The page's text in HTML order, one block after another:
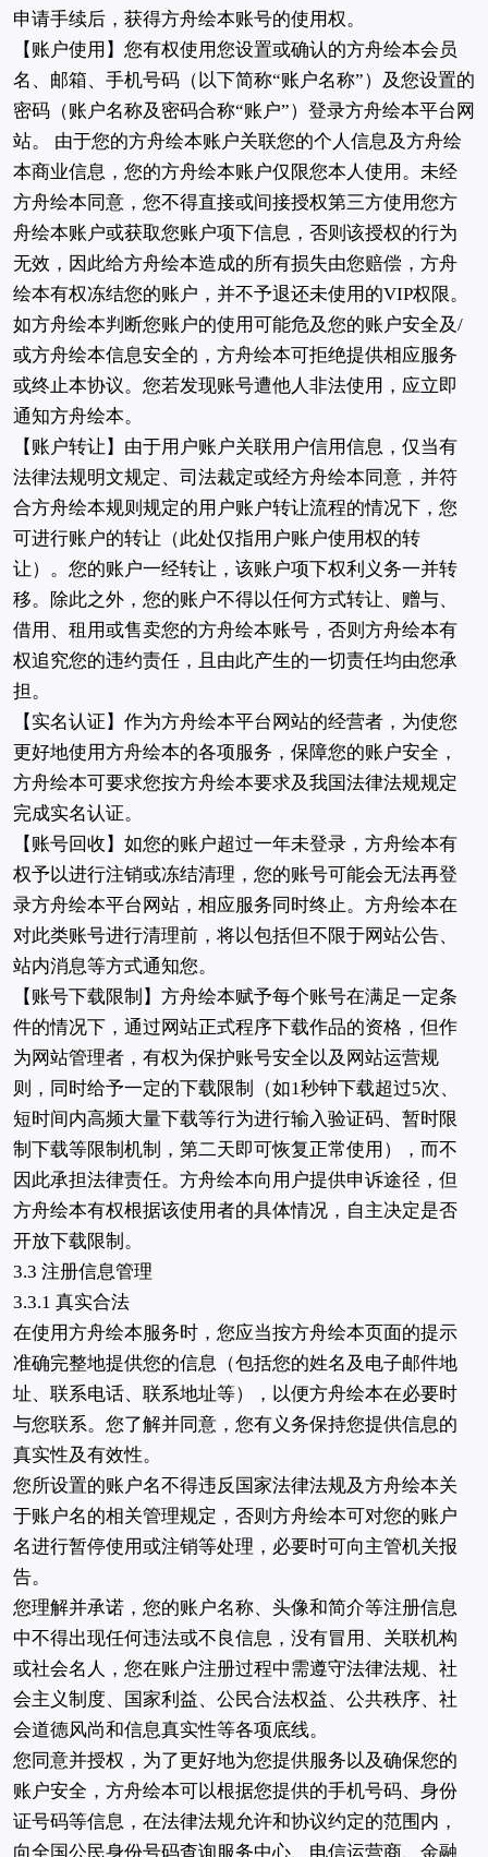
申请手续后，获得方舟绘本账号的使用权。
【账户使用】您有权使用您设置或确认的方舟绘本会员
名、邮箱、手机号码（以下简称“账户名称”）及您设置的
密码（账户名称及密码合称“账户”）登录方舟绘本平台网
站。 由于您的方舟绘本账户关联您的个人信息及方舟绘
本商业信息，您的方舟绘本账户仅限您本人使用。未经
方舟绘本同意，您不得直接或间接授权第三方使用您方
舟绘本账户或获取您账户项下信息，否则该授权的行为
无效，因此给方舟绘本造成的所有损失由您赔偿，方舟
绘本有权冻结您的账户，并不予退还未使用的VIP权限。
如方舟绘本判断您账户的使用可能危及您的账户安全及/
或方舟绘本信息安全的，方舟绘本可拒绝提供相应服务
或终止本协议。您若发现账号遭他人非法使用，应立即
通知方舟绘本。
【账户转让】由于用户账户关联用户信用信息，仅当有
法律法规明文规定、司法裁定或经方舟绘本同意，并符
合方舟绘本规则规定的用户账户转让流程的情况下，您
可进行账户的转让（此处仅指用户账户使用权的转
让）。您的账户一经转让，该账户项下权利义务一并转
移。除此之外，您的账户不得以任何方式转让、赠与、
借用、租用或售卖您的方舟绘本账号，否则方舟绘本有
权追究您的违约责任，且由此产生的一切责任均由您承
担。
【实名认证】作为方舟绘本平台网站的经营者，为使您
更好地使用方舟绘本的各项服务，保障您的账户安全，
方舟绘本可要求您按方舟绘本要求及我国法律法规规定
完成实名认证。
【账号回收】如您的账户超过一年未登录，方舟绘本有
权予以进行注销或冻结清理，您的账号可能会无法再登
录方舟绘本平台网站，相应服务同时终止。方舟绘本在
对此类账号进行清理前，将以包括但不限于网站公告、
站内消息等方式通知您。
【账号下载限制】方舟绘本赋予每个账号在满足一定条
件的情况下，通过网站正式程序下载作品的资格，但作
为网站管理者，有权为保护账号安全以及网站运营规
则，同时给予一定的下载限制（如1秒钟下载超过5次、
短时间内高频大量下载等行为进行输入验证码、暂时限
制下载等限制机制，第二天即可恢复正常使用），而不
因此承担法律责任。方舟绘本向用户提供申诉途径，但
方舟绘本有权根据该使用者的具体情况，自主决定是否
开放下载限制。
3.3 注册信息管理
3.3.1 真实合法
在使用方舟绘本服务时，您应当按方舟绘本页面的提示
准确完整地提供您的信息（包括您的姓名及电子邮件地
址、联系电话、联系地址等），以便方舟绘本在必要时
与您联系。您了解并同意，您有义务保持您提供信息的
真实性及有效性。
您所设置的账户名不得违反国家法律法规及方舟绘本关
于账户名的相关管理规定，否则方舟绘本可对您的账户
名进行暂停使用或注销等处理，必要时可向主管机关报
告。
您理解并承诺，您的账户名称、头像和简介等注册信息
中不得出现任何违法或不良信息，没有冒用、关联机构
或社会名人，您在账户注册过程中需遵守法律法规、社
会主义制度、国家利益、公民合法权益、公共秩序、社
会道德风尚和信息真实性等各项底线。
您同意并授权，为了更好地为您提供服务以及确保您的
账户安全，方舟绘本可以根据您提供的手机号码、身份
证号码等信息，在法律法规允许和协议约定的范围内，
向全国公民身份号码查询服务中心、电信运营商、金融